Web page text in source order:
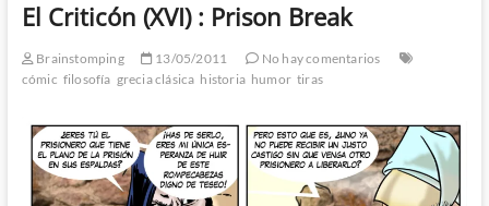
El Criticón (XVI) : Prison Break
Brainstomping 13/05/2011
No hay comentarios
cómic filosofía grecia clásica historia humor tiras